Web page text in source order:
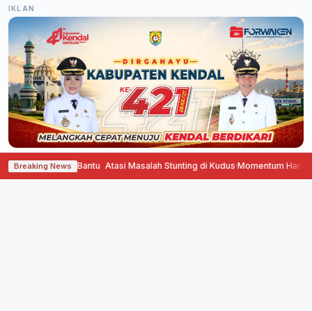
IKLAN
Breaking News
Gizine Bener Bantu Atasi Masalah Stunting di Kudus·Momentum Hari